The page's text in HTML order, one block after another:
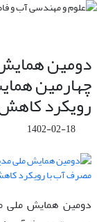
دومین
چهارمین
رویکرد
1402-02-18
دومین همایش ملی